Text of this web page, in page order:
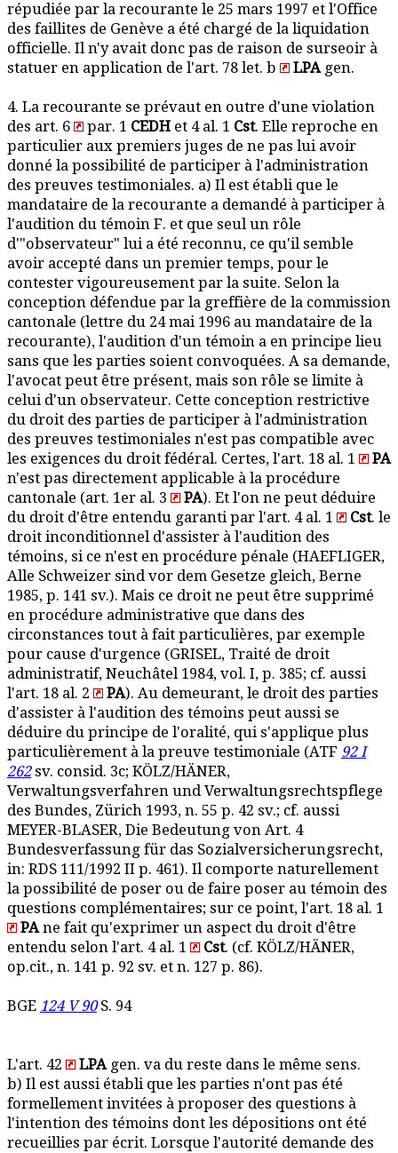
répudiée par la recourante le 25 mars 1997 et l'Office
des faillites de Genève a été chargé de la liquidation
officielle. Il n'y avait donc pas de raison de surseoir à
statuer en application de l'art. 78 let. b
LPAgen.
4. La recourante se prévaut en outre d'une violation
des art. 6
par. 1 CEDH et 4 al. 1 Cst. Elle reproche en
particulier aux premiers juges de ne pas lui avoir
donné la possibilité de participer à l'administration
des preuves testimoniales. a) Il est établi que le
mandataire de la recourante a demandé à participer à
l'audition du témoin F. et que seul un rôle
d'"observateur" lui a été reconnu, ce qu'il semble
avoir accepté dans un premier temps, pour le
contester vigoureusement par la suite. Selon la
conception défendue par la greffière de la commission
cantonale (lettre du 24 mai 1996 au mandataire de la
recourante), l'audition d'un témoin a en principe lieu
sans que les parties soient convoquées. A sa demande,
l'avocat peut être présent, mais son rôle se limite à
celui d'un observateur. Cette conception restrictive
du droit des parties de participer à l'administration
des preuves testimoniales n'est pas compatible avec
les exigences du droit fédéral. Certes, l'art. 18 al. 1
PA
n'est pas directement applicable à la procédure
cantonale (art. 1er al. 3
PA). Et l'on ne peut déduire
du droit d'être entendu garanti par l'art. 4 al. 1
Cst. le
droit inconditionnel d'assister à l'audition des
témoins, si ce n'est en procédure pénale (HAEFLIGER,
Alle Schweizer sind vor dem Gesetze gleich, Berne
1985, p. 141 sv.). Mais ce droit ne peut être supprimé
en procédure administrative que dans des
circonstances tout à fait particulières, par exemple
pour cause d'urgence (GRISEL, Traité de droit
administratif, Neuchâtel 1984, vol. I, p. 385; cf. aussi
l'art. 18 al. 2
PA). Au demeurant, le droit des parties
d'assister à l'audition des témoins peut aussi se
déduire du principe de l'oralité, qui s'applique plus
particulièrement à la preuve testimoniale (ATF 92 I
262sv. consid. 3c; KÖLZ/HÄNER,
Verwaltungsverfahren und Verwaltungsrechtspflege
des Bundes, Zürich 1993, n. 55 p. 42 sv.; cf. aussi
MEYER-BLASER, Die Bedeutung von Art. 4
Bundesverfassung für das Sozialversicherungsrecht,
in: RDS 111/1992 II p. 461). Il comporte naturellement
la possibilité de poser ou de faire poser au témoin des
questions complémentaires; sur ce point, l'art. 18 al. 1
PAne fait qu'exprimer un aspect du droit d'être
entendu selon l'art. 4 al. 1
Cst. (cf. KÖLZ/HÄNER,
op.cit., n. 141 p. 92 sv. et n. 127 p. 86).
BGE 124 V 90S. 94
L'art. 42 LPAgen. va du reste dans le même sens.
b) Il est aussi établi que les parties n'ont pas été
formellement invitées à proposer des questions à
l'intention des témoins dont les dépositions ont été
recueillies par écrit. Lorsque l'autorité demande des